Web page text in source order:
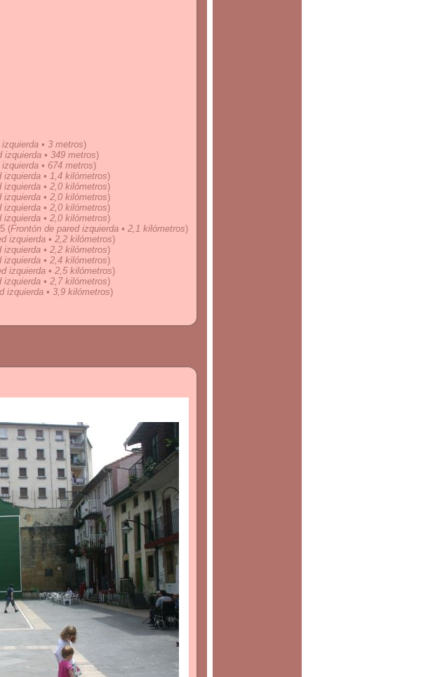
• 3 metros)
izquierda • 349 metros)
• 674 metros)
izquierda • 1,4 kilómetros)
izquierda • 2,0 kilómetros)
izquierda • 2,0 kilómetros)
izquierda • 2,0 kilómetros)
izquierda • 2,0 kilómetros)
(Frontón de pared izquierda • 2,1 kilómetros)
izquierda • 2,2 kilómetros)
izquierda • 2,2 kilómetros)
izquierda • 2,4 kilómetros)
izquierda • 2,5 kilómetros)
izquierda • 2,7 kilómetros)
izquierda • 3,9 kilómetros)